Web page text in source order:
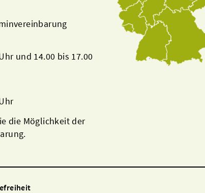
und 14.00 bis 17.00
die Möglichkeit der